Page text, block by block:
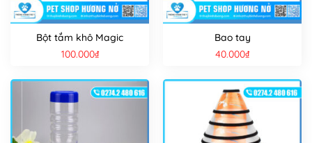
Bột tắm khô Magic
100.000₫
Bao tay
40.000₫